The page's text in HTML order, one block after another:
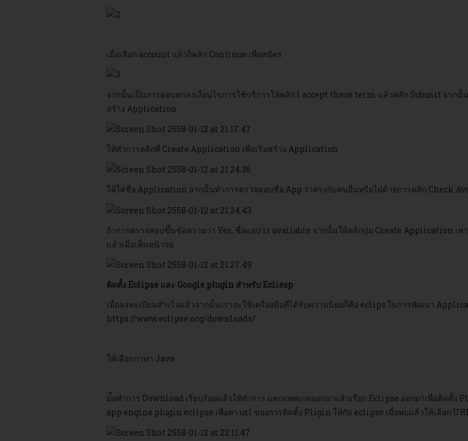
เมื่อเลือก account แล้วก็คลิก Continue เพื่อสมัคร
จากนั้นเป็นการตอบตกลงเงื่อนไขการใช้บริการให้คลิก I accept these term แล้วคลิก Submit จากนั้
สร้าง Application
ให้ทำการคลิกที่ Create Application เพื่อเริ่มสร้าง Application
ให้ใส่ชื่อ Application จากนั้นทำการตรวจสอบชื่อ App ว่าตรงกับคนอื่นหรือไม่ด้วยการคลิก Check
ถ้าการตรวจสอบขึ้นข้อความว่า Yes, ชื่อแอป is available จากนั้นให้คลิกปุ่ม Create Application เท่
แล้วเมื่อเห็นหน้าจอ
ติดตั้ง Eclipse และ Google plugin สำหรับ Ecliesp
เมื่อลงทะเบียนสำเร็จแล้วจากนั้นเราจะใช้เครื่องมือที่ได้รับความนิยมก็คือ eclips ในการพัฒนา
https://www.eclipse.org/downloads/
ให้เลือกภาษา Java
ม่ือทำการ Download เรียบร้อยแล้วให้ทำการ แตกแพคเกจออกมาแล้วเรียก Eclipse ออกมาเพื่อติดตั้ง
app engine plugin eclipse เพื่อหา url ของการติดตั้ง Pligin ให้กับ eclipse เมื่อพบแล้วให้เลือก